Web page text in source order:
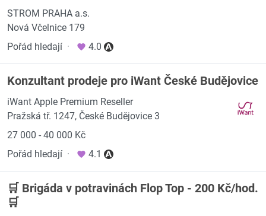
STROM PRAHA a.s.
Nová Včelnice 179
Pořád hledají · 4.0
Konzultant prodeje pro iWant České Budějovice
iWant Apple Premium Reseller
Pražská tř. 1247, České Budějovice 3
27 000 - 40 000 Kč
Pořád hledají · 4.1
🛒 Brigáda v potravinách Flop Top - 200 Kč/hod.
🛒